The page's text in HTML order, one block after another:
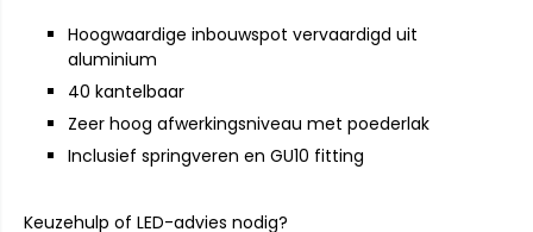
Hoogwaardige inbouwspot vervaardigd uit
aluminium
40 kantelbaar
Zeer hoog afwerkingsniveau met poederlak
Inclusief springveren en GU10 fitting
Keuzehulp of LED-advies nodig?